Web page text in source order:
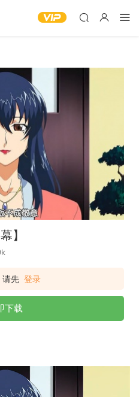
】
请先 登录
下载